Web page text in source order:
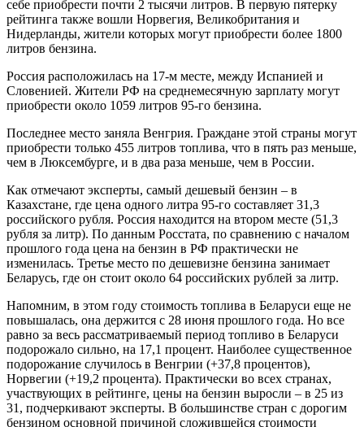
себе приобрести почти 2 тысячи литров. В первую пятерку
рейтинга также вошли Норвегия, Великобритания и
Нидерланды, жители которых могут приобрести более 1800
литров бензина.
Россия расположилась на 17-м месте, между Испанией и
Словенией. Жители РФ на среднемесячную зарплату могут
приобрести около 1059 литров 95-го бензина.
Последнее место заняла Венгрия. Граждане этой страны могут
приобрести только 455 литров топлива, что в пять раз меньше,
чем в Люксембурге, и в два раза меньше, чем в России.
Как отмечают эксперты, самый дешевый бензин – в
Казахстане, где цена одного литра 95-го составляет 31,3
российского рубля. Россия находится на втором месте (51,3
рубля за литр). По данным Росстата, по сравнению с началом
прошлого года цена на бензин в РФ практически не
изменилась. Третье место по дешевизне бензина занимает
Беларусь, где он стоит около 64 российских рублей за литр.
Напомним, в этом году стоимость топлива в Беларуси еще не
повышалась, она держится с 28 июня прошлого года. Но все
равно за весь рассматриваемый период топливо в Беларуси
подорожало сильно, на 17,1 процент. Наиболее существенное
подорожание случилось в Венгрии (+37,8 процентов),
Норвегии (+19,2 процента). Практически во всех странах,
участвующих в рейтинге, цены на бензин выросли – в 25 из
31, подчеркивают эксперты. В большинстве стран с дорогим
бензином основной причиной сложившейся стоимости